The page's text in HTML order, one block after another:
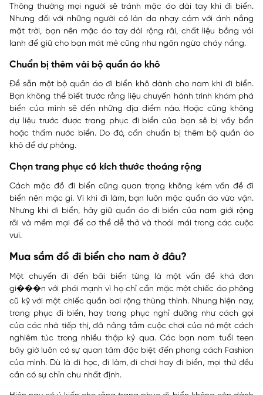
Thông thường mọi người sẽ tránh mặc áo dài tay khi đi biển.
Nhưng đối với những người có làn da nhạy cảm với ánh nắng
mặt trời, bạn nên mặc áo tay dài rộng rãi, chất liệu bằng vải
lanh để giữ cho bạn mát mẻ cũng như ngăn ngừa cháy nắng.
Chuẩn bị thêm vài bộ quần áo khô
Để sẵn một bộ quần áo đi biển khô dành cho nam khi đi biển.
Bạn không thể biết trước rằng liệu chuyến hành trình khám phá
biển của mình sẽ đến những địa điểm nào. Hoặc cũng không
dự liệu trước được trang phục đi biển của bạn sẽ bị vấy bẩn
hoặc thấm nước biển. Do đó, cần chuẩn bị thêm bộ quần áo
khô để dự phòng.
Chọn trang phục có kích thước thoáng rộng
Cách mặc đồ đi biển cũng quan trọng không kém vấn đề đi
biển nên mặc gì. Vì khi đi làm, bạn luôn mặc quần áo vừa vặn.
Nhưng khi đi biển, hãy giữ quần áo đi biển của nam giới rộng
rãi và mềm mại để cơ thể dễ thở và thoải mái trong các cuộc
vui.
Mua sắm đồ đi biển cho nam ở đâu?
Một chuyến đi đến bãi biển từng là một vấn đề khá đơn
gi���n với phái mạnh vì họ chỉ cần mặc một chiếc áo phông
cũ kỹ với một chiếc quần bơi rộng thùng thình. Nhưng hiện nay,
trang phục đi biển, hay trang phục nghỉ dưỡng như cách gọi
của các nhà tiếp thị, đã nâng tầm cuộc chơi của nó một cách
nghiêm túc trong nhiều thập kỷ qua. Các bạn nam tuổi teen
bây giờ luôn có sự quan tâm đặc biệt đến phong cách Fashion
của mình. Dù là đi học, đi làm, đi chơi hay đi biển, mọi thứ đều
cần có sự chỉn chu nhất định.